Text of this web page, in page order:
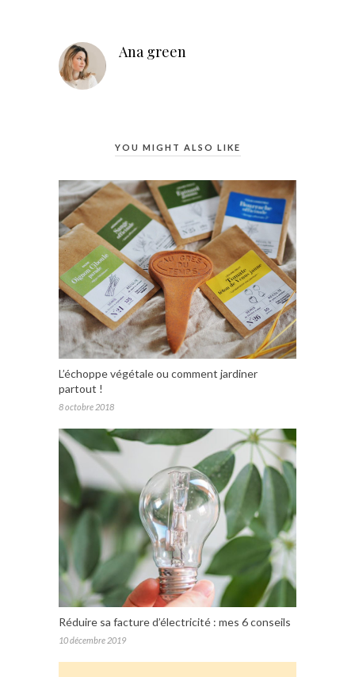
Ana green
YOU MIGHT ALSO LIKE
L’échoppe végétale ou comment jardiner
partout !
8 octobre 2018
Réduire sa facture d’électricité : mes 6 conseils
10 décembre 2019